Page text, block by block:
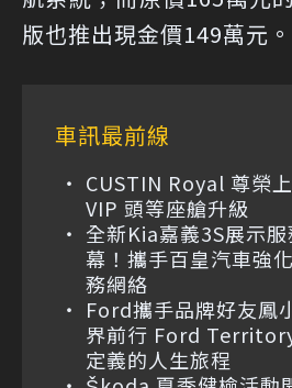
版也推出現金價149萬元。
車訊最前線
CUSTIN Royal 尊榮
VIP 頭等座艙升級
全新Kia嘉義3S展示
幕！攜手百皇汽車強
務網絡
Ford攜手品牌好友鳳
界前行 Ford
定義的人生旅程